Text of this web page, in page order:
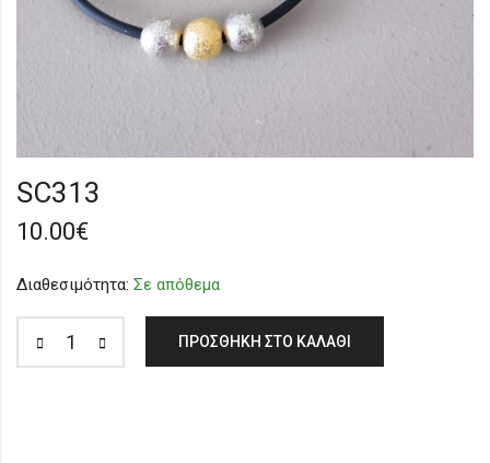
SC313
10.00€
Διαθεσιμότητα: Σε απόθεμα
ΠΡΟΣΘΉΚΗ ΣΤΟ ΚΑΛΆΘΙ